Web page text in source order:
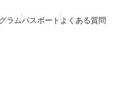
ラムパスポート よくある質問